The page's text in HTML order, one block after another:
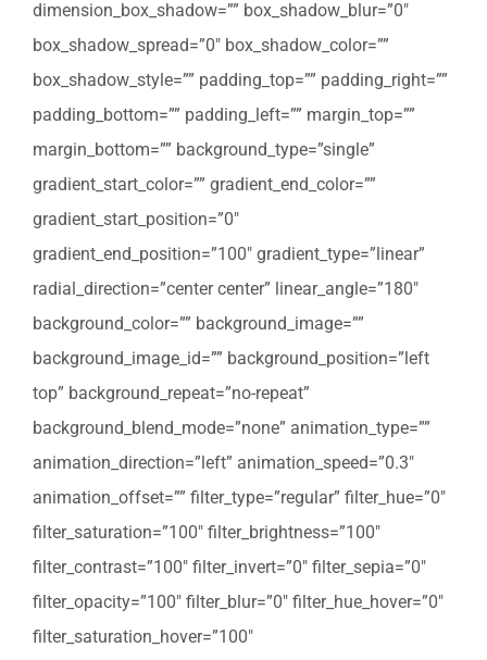
dimension_box_shadow=”” box_shadow_blur=”0″
box_shadow_spread=”0″ box_shadow_color=””
box_shadow_style=”” padding_top=”” padding_right=””
padding_bottom=”” padding_left=”” margin_top=””
margin_bottom=”” background_type=”single”
gradient_start_color=”” gradient_end_color=””
gradient_start_position=”0″
gradient_end_position=”100″ gradient_type=”linear”
radial_direction=”center center” linear_angle=”180″
background_color=”” background_image=””
background_image_id=”” background_position=”left
top” background_repeat=”no-repeat”
background_blend_mode=”none” animation_type=””
animation_direction=”left” animation_speed=”0.3″
animation_offset=”” filter_type=”regular” filter_hue=”0″
filter_saturation=”100″ filter_brightness=”100″
filter_contrast=”100″ filter_invert=”0″ filter_sepia=”0″
filter_opacity=”100″ filter_blur=”0″ filter_hue_hover=”0″
filter_saturation_hover=”100″